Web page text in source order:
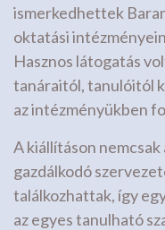
ismerkedhettek
oktatási
Hasznos látogatás
tanáraitól, tanulóitól
az intézményükben
A kiállításon nemcsak
gazdálkodó
találkozhattak, így
az egyes tanulható